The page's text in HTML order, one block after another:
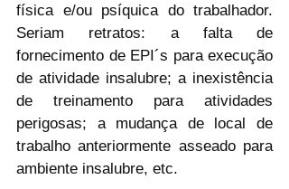
física e/ou psíquica do trabalhador.
Seriam retratos: a falta de
fornecimento de EPI´s para execução
de atividade insalubre; a inexistência
de treinamento para atividades
perigosas; a mudança de local de
trabalho anteriormente asseado para
ambiente insalubre, etc.